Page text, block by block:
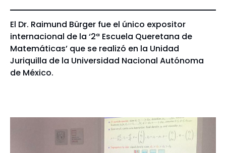
El Dr. Raimund Bürger fue el único expositor
internacional de la ‘2ª Escuela Queretana de
Matemáticas’ que se realizó en la Unidad
Juriquilla de la Universidad Nacional Autónoma
de México.